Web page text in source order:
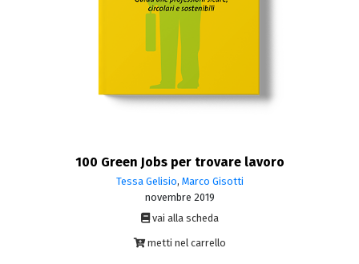
100 Green Jobs per trovare lavoro
Tessa Gelisio, Marco Gisotti
novembre 2019
vai alla scheda
metti nel carrello